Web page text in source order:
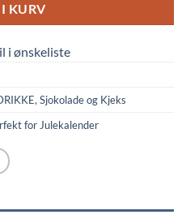
I KURV
i ønskeliste
,Sjokolade og Kjeks
for Julekalender